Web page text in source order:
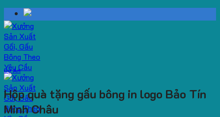
Skip
to
content
Dự Án
Hộp quà tặng gấu bông in logo Bảo Tín
Minh Châu